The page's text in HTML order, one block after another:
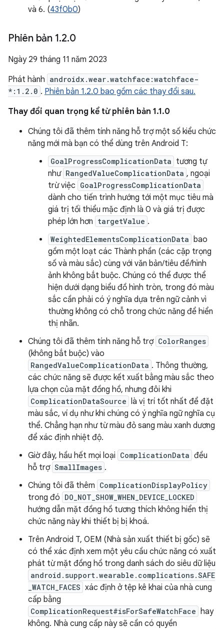
và 6. (43f0b0)
Phiên bản 1.2.0
Ngày 29 tháng 11 năm 2023
Phát hành androidx.wear.watchface:watchface-
*:1.2.0 . Phiên bản 1.2.0 bao gồm các thay đổi sau.
Thay đổi quan trọng kể từ phiên bản 1.1.0
Chúng tôi đã thêm tính năng hỗ trợ một số kiểu chức
năng mới mà bạn có thể dùng trên Android T:
GoalProgressComplicationData tương tự
như RangedValueComplicationData , ngoại
trừ việc GoalProgressComplicationData
dành cho tiến trình hướng tới một mục tiêu mà
giá trị tối thiểu mặc định là 0 và giá trị được
phép lớn hơn targetValue .
WeightedElementsComplicationData bao
gồm một loạt các Thành phần (các cặp trọng
số và màu sắc) cùng với văn bản/tiêu đề/hình
ảnh không bắt buộc. Chúng có thể được thể
hiện dưới dạng biểu đồ hình tròn, trong đó màu
sắc cần phải có ý nghĩa dựa trên ngữ cảnh vì
thường không có chỗ trong chức năng để hiển
thị nhãn.
Chúng tôi đã thêm tính năng hỗ trợ ColorRanges
(không bắt buộc) vào
RangedValueComplicationData . Thông thường,
các chức năng sẽ được kết xuất bằng màu sắc theo
lựa chọn của mặt đồng hồ, nhưng đôi khi
ComplicationDataSource là vị trí tốt nhất để đặt
màu sắc, ví dụ như khi chúng có ý nghĩa ngữ nghĩa cụ
thể. Chẳng hạn như từ màu đỏ sang màu xanh dương
để xác định nhiệt độ.
Giờ đây, hầu hết mọi loại ComplicationData đều
hỗ trợ SmallImages .
Chúng tôi đã thêm ComplicationDisplayPolicy
trong đó DO_NOT_SHOW_WHEN_DEVICE_LOCKED
hướng dẫn mặt đồng hồ tương thích không hiển thị
chức năng này khi thiết bị bị khoá.
Trên Android T, OEM (Nhà sản xuất thiết bị gốc) sẽ
có thể xác định xem một yêu cầu chức năng có xuất
phát từ mặt đồng hồ trong danh sách do siêu dữ liệu
android.support.wearable.complications.SAFE
_WATCH_FACES xác định ở tệp kê khai của nhà cung
cấp bằng
ComplicationRequest#isForSafeWatchFace hay
không. Nhà cung cấp này sẽ cần có quyền